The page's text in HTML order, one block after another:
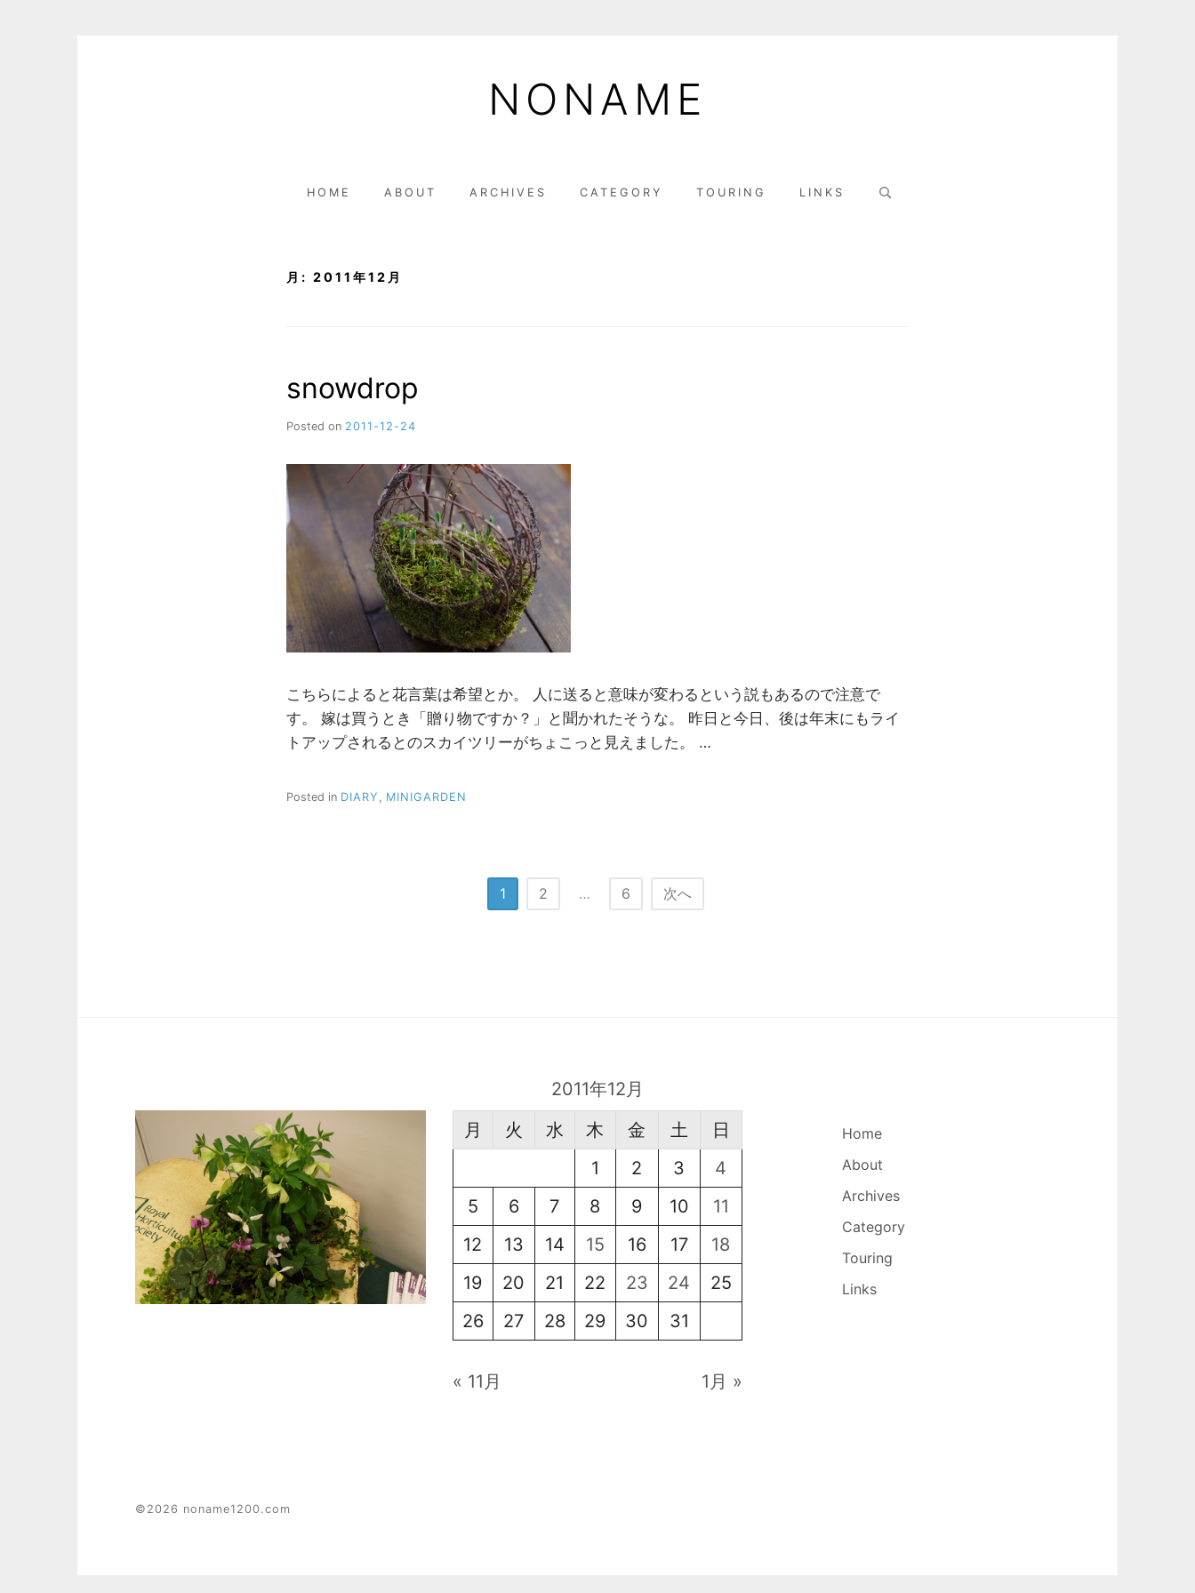
NONAME
HOME ABOUT ARCHIVES CATEGORY TOURING LINKS
Search
月: 2011年12月
snowdrop
Posted on 2011-12-24
M
M
こちらによると花言葉は希望とか。 人に送ると意味が変わるという説もあるので注意で
す。 嫁は買うとき「贈り物ですか？」と聞かれたそうな。 昨日と今日、後は年末にもライ
トアップされるとのスカイツリーがちょこっと見えました。 …
Posted in DIARY , MINIGARDEN
り
1 2 … 6 次へ
2011年12月
月
火 水 木 金 土
日
1
2 3
4
5
6 7 8 9 10
11
12
13 14 15 16 17
18
19
20 21 22 23 24
25
26
27 28 29 30 31
« 11月 1月 »
Home
About
Archives
Category
Touring
Links
©2026 noname1200.com